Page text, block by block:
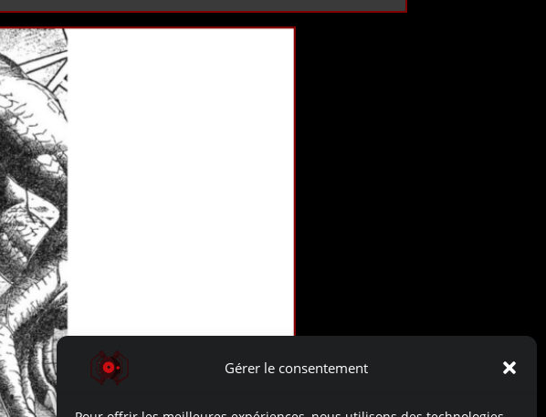
Gérer le consentement